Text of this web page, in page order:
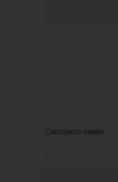
Смотрите также